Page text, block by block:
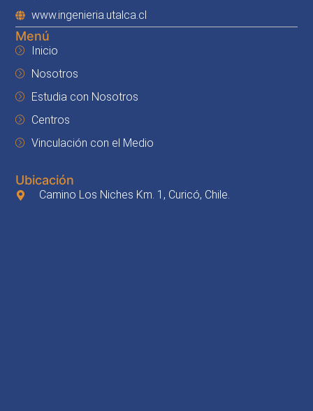
www.ingenieria.utalca.cl
Menú
Inicio
Nosotros
Estudia con Nosotros
Centros
Vinculación con el Medio
Ubicación
Camino Los Niches Km. 1, Curicó, Chile.